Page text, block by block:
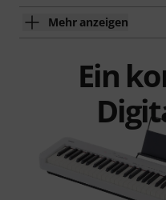
Mehr anzeigen
Ein